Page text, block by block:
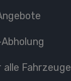
alle Fahrzeuge